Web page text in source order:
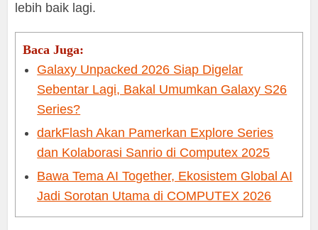
lebih baik lagi.
Baca Juga:
Galaxy Unpacked 2026 Siap Digelar
Sebentar Lagi, Bakal Umumkan Galaxy S26
Series?
darkFlash Akan Pamerkan Explore Series
dan Kolaborasi Sanrio di Computex 2025
Bawa Tema AI Together, Ekosistem Global AI
Jadi Sorotan Utama di COMPUTEX 2026